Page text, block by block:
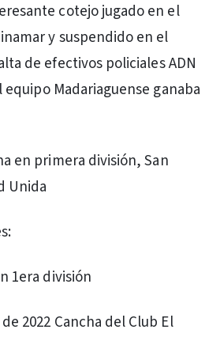
cotejo jugado en el
y suspendido en el
de efectivos policiales ADN
equipo Madariaguense ganaba
en primera división, San
Unida
1era división
2022 Cancha del Club El